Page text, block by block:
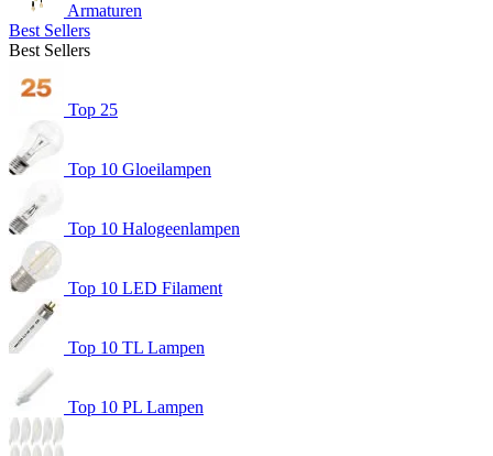
Armaturen
Best Sellers
Best Sellers
Top 25
Top 10 Gloeilampen
Top 10 Halogeenlampen
Top 10 LED Filament
Top 10 TL Lampen
Top 10 PL Lampen